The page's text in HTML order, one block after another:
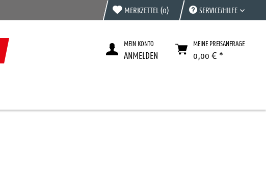
MERKZETTEL (0) SERVICE/HILFE
MEIN KONTO
ANMELDEN
MEINE PREISANFRAGE
0,00 € *